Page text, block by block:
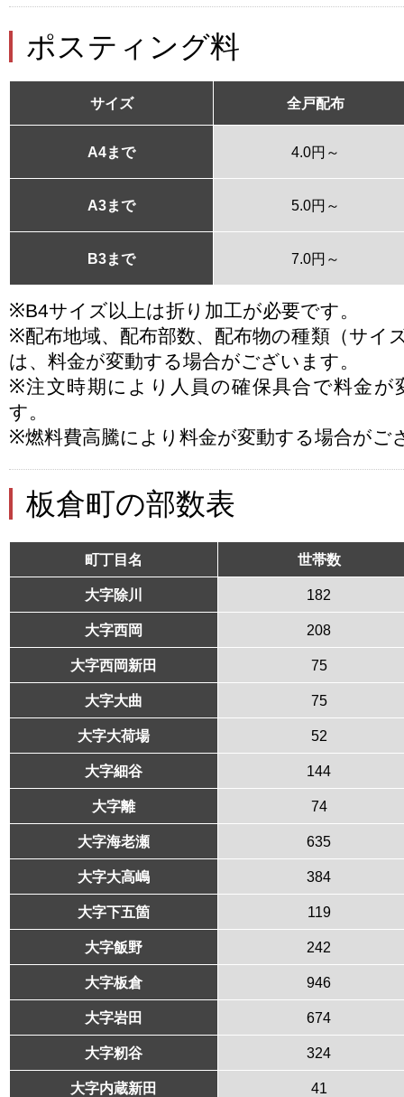
ポスティング料
サイズ 全戸配布
A4まで 4.0円～
A3まで 5.0円～
B3まで 7.0円～
※B4サイズ以上は折り加工が必要です。
※配布地域、配布部数、配布物の種類（サイ
は、料金が変動する場合がございます。
※注文時期により人員の確保具合で料金が
す。
※燃料費高騰により料金が変動する場合がご
板倉町の部数表
町丁目名 世帯数
大字除川 182
大字西岡 208
大字西岡新田 75
大字大曲 75
大字大荷場 52
大字細谷 144
大字離 74
大字海老瀬 635
大字大高嶋 384
大字下五箇 119
大字飯野 242
大字板倉 946
大字岩田 674
大字籾谷 324
大字内蔵新田 41